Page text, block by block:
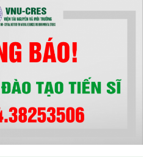
bền vững đợt 1 năm 2026